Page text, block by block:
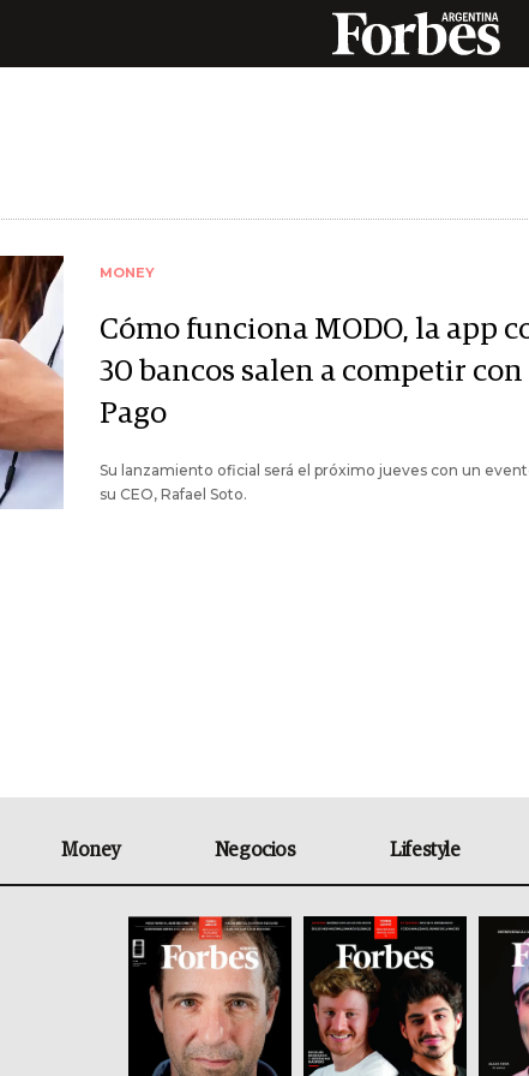
MONEY
Cómo funciona MODO, la app
30 bancos salen a competir
Pago
Su lanzamiento oficial será el próximo jueves con un
su CEO, Rafael Soto.
Money Negocios Lifestyle